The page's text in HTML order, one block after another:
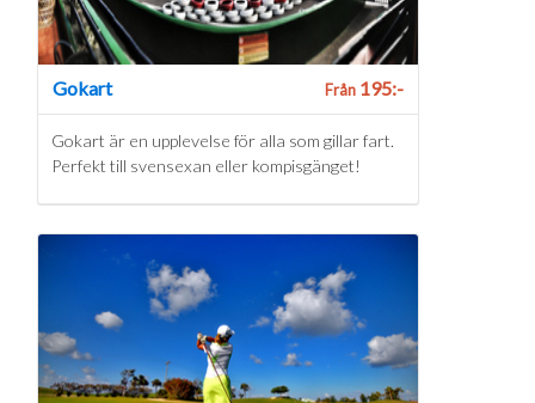
Gokart Från195:-
Gokart är en upplevelse för alla som gillar fart.
Perfekt till svensexan eller kompisgänget!